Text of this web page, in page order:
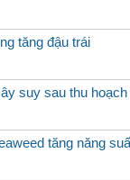
tăng đậu trái
suy sau thu hoạch
tăng năng